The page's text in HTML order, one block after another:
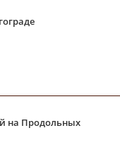
на Продольных